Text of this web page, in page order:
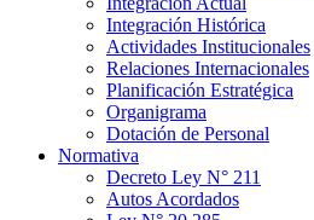
Integración Histórica
Actividades Institucionales
Relaciones Internacionales
Planificación Estratégica
Organigrama
Dotación de Personal
Normativa
Decreto Ley N° 211
Autos Acordados